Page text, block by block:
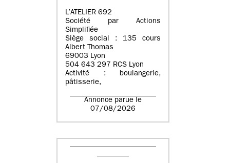
L’ATELIER 692
Société par Actions
Simplifiée
Siège social : 135 cours
Albert Thomas
69003 Lyon
504 643 297 RCS Lyon
Activité : boulangerie,
pâtisserie,
Annonce parue le
07/08/2026